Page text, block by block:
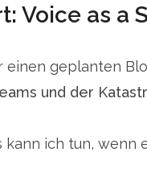
Voice as a
einen geplanten
und der
ich tun,